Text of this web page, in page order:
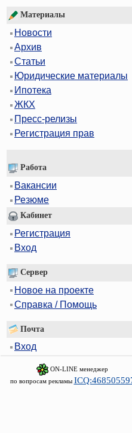
Материалы
Новости
Архив
Статьи
Юридические материалы
Ипотека
ЖКХ
Пресс-релизы
Регистрация прав
Работа
Вакансии
Резюме
Кабинет
Регистрация
Вход
Сервер
Новое на проекте
Справка / Помощь
Почта
Вход
ON-LINE менеджер
по вопросам рекламы